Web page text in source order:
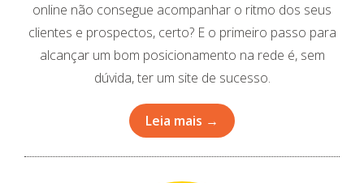
online não consegue acompanhar o ritmo dos seus
clientes e prospectos, certo? E o primeiro passo para
alcançar um bom posicionamento na rede é, sem
dúvida, ter um site de sucesso.
Leia mais →